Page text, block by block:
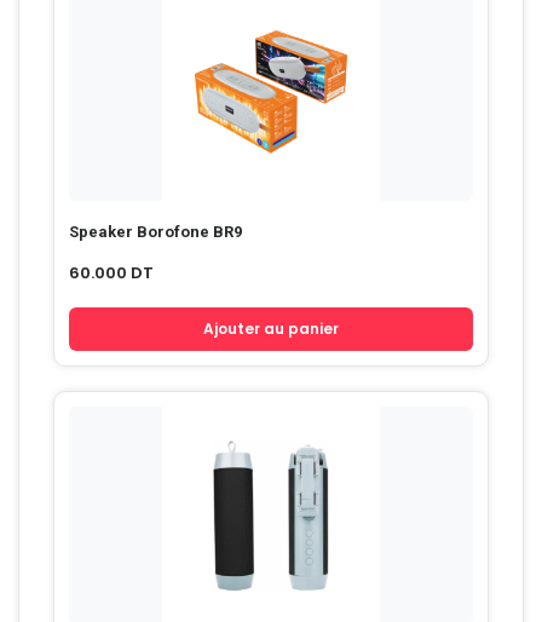
Speaker Borofone BR9
60.000 DT
Ajouter au panier